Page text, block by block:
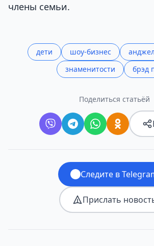
члены семьи.
дети шоу-бизнес
знаменитости
брэд
Поделиться статьёй
Следите в
Прислать